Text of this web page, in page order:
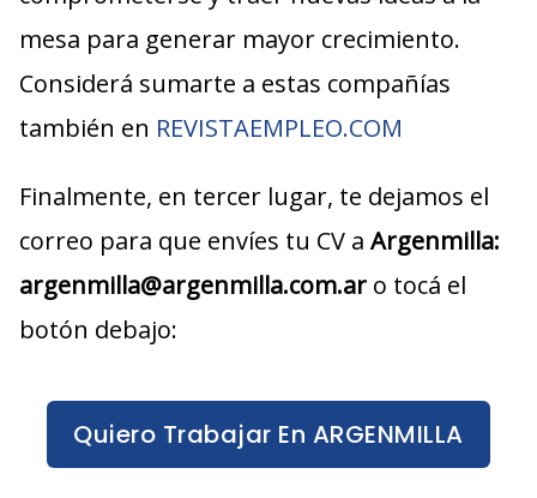
mesa para generar mayor crecimiento.
Considerá sumarte a estas compañías
también en REVISTAEMPLEO.COM
Finalmente, en tercer lugar, te dejamos el
correo para que envíes tu CV a Argenmilla:
argenmilla@argenmilla.com.ar o tocá el
botón debajo:
Quiero Trabajar En ARGENMILLA